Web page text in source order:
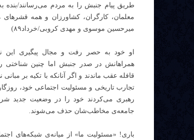
طریق پیام جنبش را به مردم می‌رسانند/
معلمان، کارگران، کشاورزان و همه
میرحسین موسوی و مهدی کروبی/خرداد۸۹)
او خود به حصر رفت و مجال پیگیری این
همراهانش در صدر جنبش اما چنین شناختی را
قافله عقب ماندند و اگر آنانکه با تکیه بر
تجارب تاریخی و مسئولیت اجتماعی خود،
رهبری می‌کردند خود را در وضعیت جدید
جامعه‌ی مخاطب‌شان حذف می‌شوند.
باری! «مسئولیت ما» از میانه‌ی شبکه‌های